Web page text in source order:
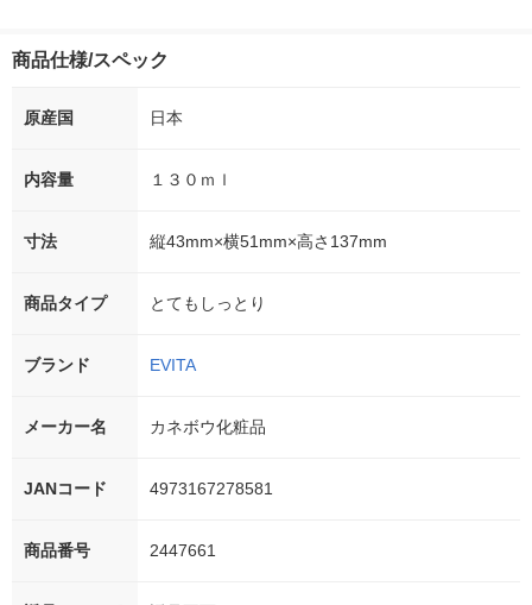
商品仕様/スペック
原産国 日本
内容量 １３０ｍｌ
寸法 縦43mm×横51mm×高さ137mm
商品タイプ とてもしっとり
ブランド EVITA
メーカー名 カネボウ化粧品
JANコード 4973167278581
商品番号 2447661